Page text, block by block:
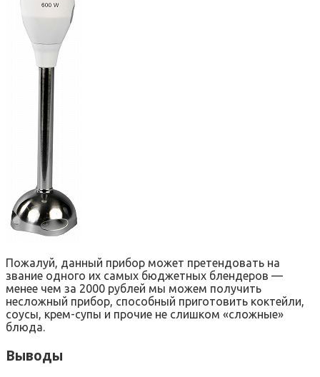
Пожалуй, данный прибор может претендовать на
звание одного их самых бюджетных блендеров —
менее чем за 2000 рублей мы можем получить
несложный прибор, способный приготовить коктейли,
соусы, крем-супы и прочие не слишком «сложные»
блюда.
Выводы